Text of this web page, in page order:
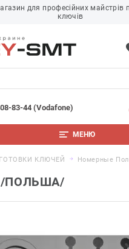
для професійних майстрів
ключів
83-44 (Vodafone)
МЕНЮ
КЛЮЧЕЙ Номерные
/ПОЛЬША/